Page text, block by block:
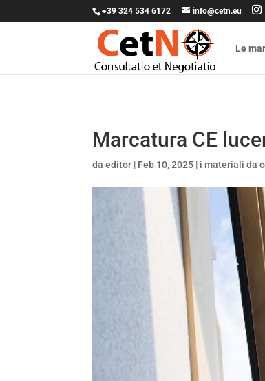
+39 324 534 6172 info@cetn.eu
Le
Marcatura CE
daeditor | Feb 10, 2025 | i materiali da